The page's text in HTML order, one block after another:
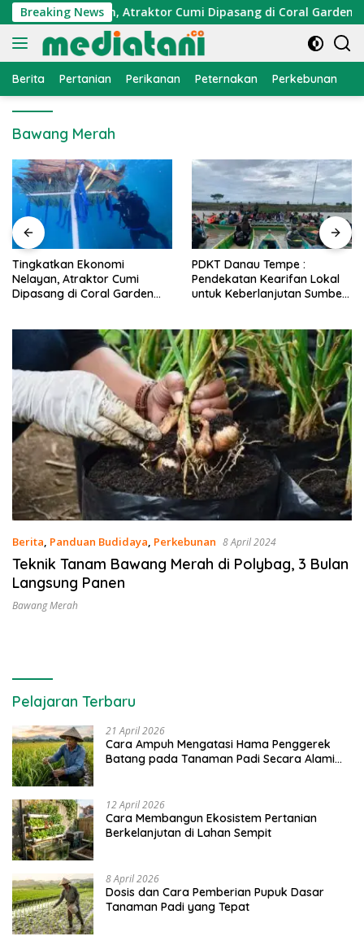
Langsung
ke
konten
Breaking News
Nelayan, Atraktor Cumi Dipasang di Coral Garden
Berita Pertanian Perikanan Peternakan Perkebunan
Bawang Merah
PDKT Danau Tempe :
Pendekatan Kearifan Lokal
untuk Keberlanjutan Sumber
Cara Mengatasi Penyakit
PMK pada Sapi Perah Secara
Alami dan Medis
Berita, Panduan Budidaya, Perkebunan 8 April 2024
Teknik Tanam Bawang Merah di Polybag, 3 Bulan
Langsung Panen
Bawang Merah
Pelajaran Terbaru
21 April 2026
Cara Ampuh Mengatasi Hama Penggerek
Batang pada Tanaman Padi Secara Alami
12 April 2026
Cara Membangun Ekosistem Pertanian
Berkelanjutan di Lahan Sempit
8 April 2026
Dosis dan Cara Pemberian Pupuk Dasar
Tanaman Padi yang Tepat